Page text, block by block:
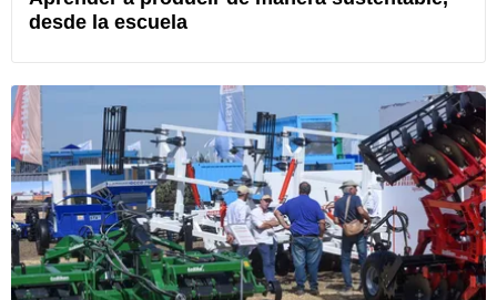
desde la escuela